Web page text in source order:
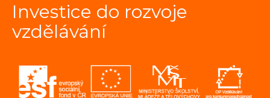
Investice do rozvoje
vzdělávání